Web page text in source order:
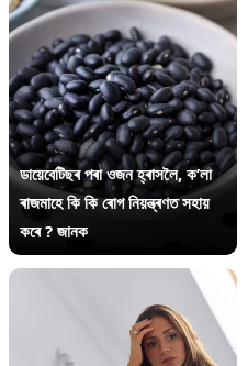
ডায়েবেটিছৰ পৰা ওজন হ্ৰাসলৈ, ক’লা
ৰাজমাহে কি কি ৰোগ নিয়ন্ত্ৰণত সহায়
কৰে ? জানক